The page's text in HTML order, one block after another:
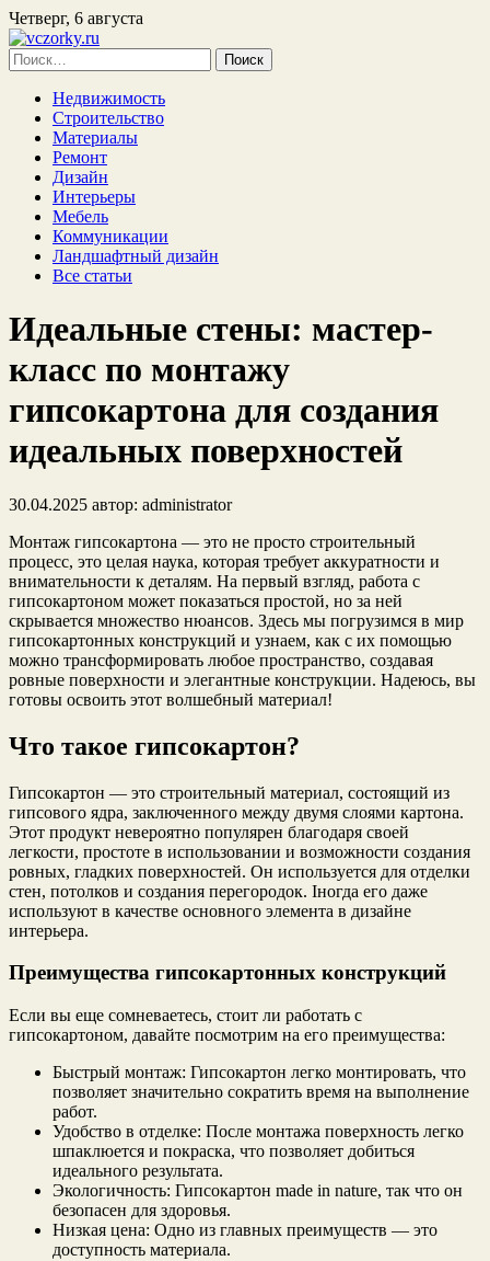
Четверг, 6 августа
Найти:
Недвижимость
Строительство
Материалы
Ремонт
Дизайн
Интерьеры
Мебель
Коммуникации
Ландшафтный дизайн
Все статьи
Идеальные стены: мастер-
класс по монтажу
гипсокартона для создания
идеальных поверхностей
30.04.2025 автор: administrator
Монтаж гипсокартона — это не просто строительный
процесс, это целая наука, которая требует аккуратности и
внимательности к деталям. На первый взгляд, работа с
гипсокартоном может показаться простой, но за ней
скрывается множество нюансов. Здесь мы погрузимся в мир
гипсокартонных конструкций и узнаем, как с их помощью
можно трансформировать любое пространство, создавая
ровные поверхности и элегантные конструкции. Надеюсь, вы
готовы освоить этот волшебный материал!
Что такое гипсокартон?
Гипсокартон — это строительный материал, состоящий из
гипсового ядра, заключенного между двумя слоями картона.
Этот продукт невероятно популярен благодаря своей
легкости, простоте в использовании и возможности создания
ровных, гладких поверхностей. Он используется для отделки
стен, потолков и создания перегородок. Іногда его даже
используют в качестве основного элемента в дизайне
интерьера.
Преимущества гипсокартонных конструкций
Если вы еще сомневаетесь, стоит ли работать с
гипсокартоном, давайте посмотрим на его преимущества:
Быстрый монтаж: Гипсокартон легко монтировать, что
позволяет значительно сократить время на выполнение
работ.
Удобство в отделке: После монтажа поверхность легко
шпаклюется и покраска, что позволяет добиться
идеального результата.
Экологичность: Гипсокартон made in nature, так что он
безопасен для здоровья.
Низкая цена: Одно из главных преимуществ — это
доступность материала.